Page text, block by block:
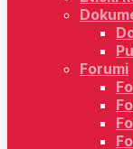
Forumi